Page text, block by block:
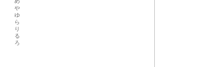
や
ゆ
ら
り
る
ろ